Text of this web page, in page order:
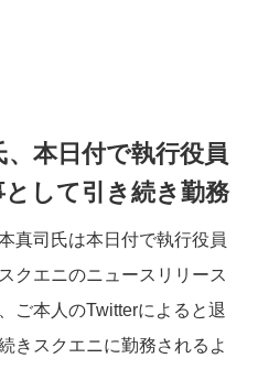
本日付で執行役員
して引き続き勤務
真司氏は本日付で執行役員
クエニのニュースリリース
ご本人のTwitterによると退
きスクエニに勤務されるよ